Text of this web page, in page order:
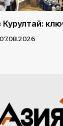
07.08.2026